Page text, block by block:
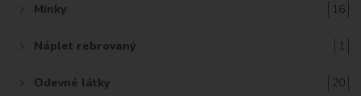
Minky 16
Náplet rebrovaný 1
Odevné látky 20